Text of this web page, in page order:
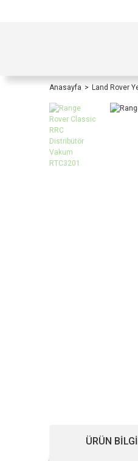
Anasayfa Land Rover
ÜRÜN